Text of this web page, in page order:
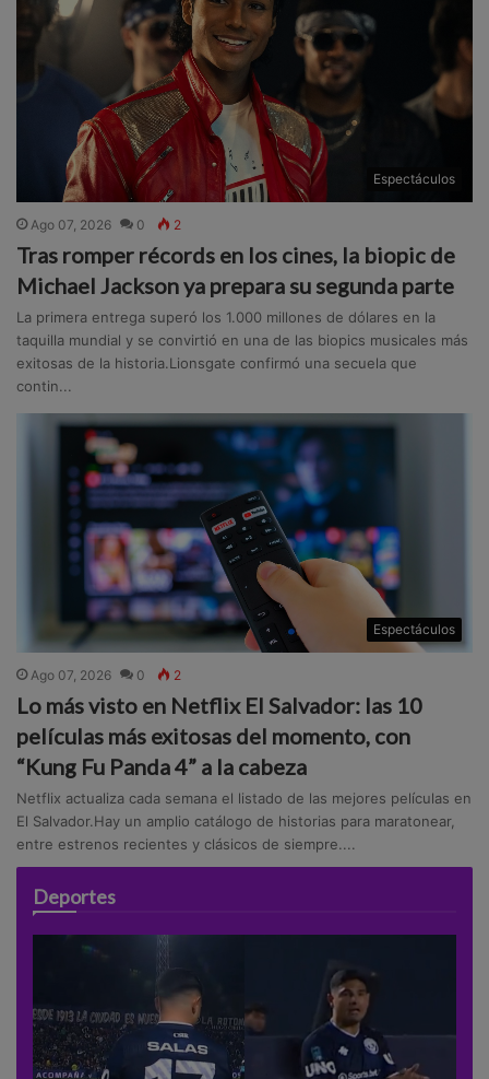
Espectáculos
Ago 07, 2026 0 2
Tras romper récords en los cines, la biopic de
Michael Jackson ya prepara su segunda parte
La primera entrega superó los 1.000 millones de dólares en la
taquilla mundial y se convirtió en una de las biopics musicales más
exitosas de la historia.Lionsgate confirmó una secuela que
contin...
Espectáculos
Ago 07, 2026 0 2
Lo más visto en Netflix El Salvador: las 10
películas más exitosas del momento, con
“Kung Fu Panda 4” a la cabeza
Netflix actualiza cada semana el listado de las mejores películas en
El Salvador.Hay un amplio catálogo de historias para maratonear,
entre estrenos recientes y clásicos de siempre....
Deportes